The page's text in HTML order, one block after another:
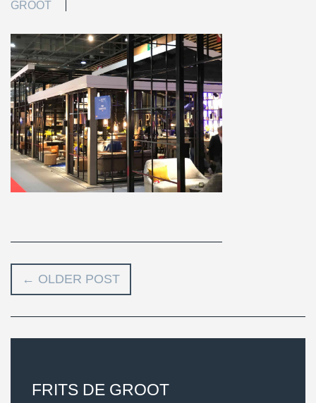
GROOT
← OLDER POST
FRITS DE GROOT